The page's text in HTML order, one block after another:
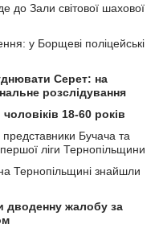
до Зали світової шахової
у Борщеві поліцейські
Серет: на
розслідування
18-60 років
Бучача та
ліги Тернопільщини
Тернопільщині знайшли
дводенну жалобу за